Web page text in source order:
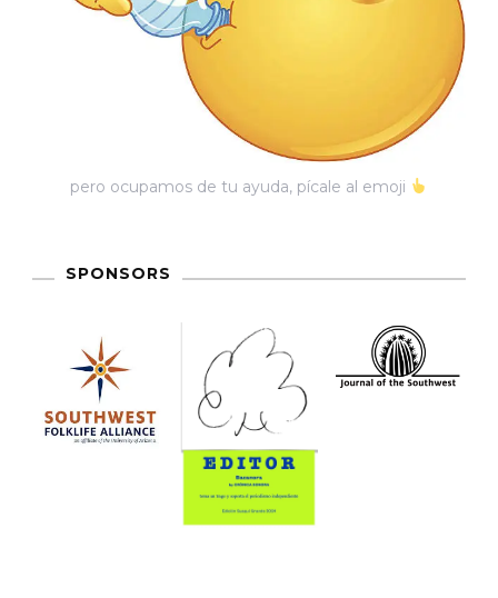
pero ocupamos de tu ayuda, pícale al emoji
SPONSORS